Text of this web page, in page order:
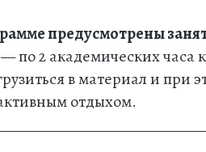
предусмотрены
— по 2 академических часа
в материал и при
отдыхом.